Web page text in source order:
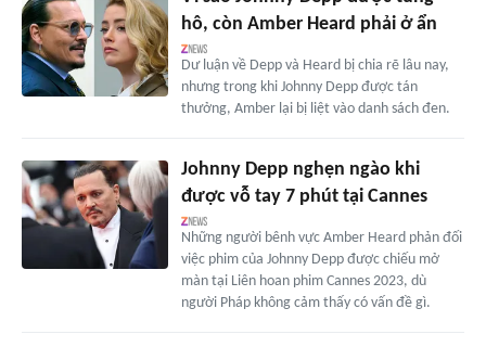
hô, còn Amber Heard phải ở ẩn
Dư luận về Depp và Heard bị chia rẽ lâu nay,
nhưng trong khi Johnny Depp được tán
thưởng, Amber lại bị liệt vào danh sách đen.
Johnny Depp nghẹn ngào khi
được vỗ tay 7 phút tại Cannes
Những người bênh vực Amber Heard phản đối
việc phim của Johnny Depp được chiếu mở
màn tại Liên hoan phim Cannes 2023, dù
người Pháp không cảm thấy có vấn đề gì.